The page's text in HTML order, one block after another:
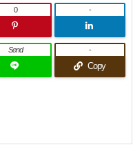
0 -
Send
Copy
-